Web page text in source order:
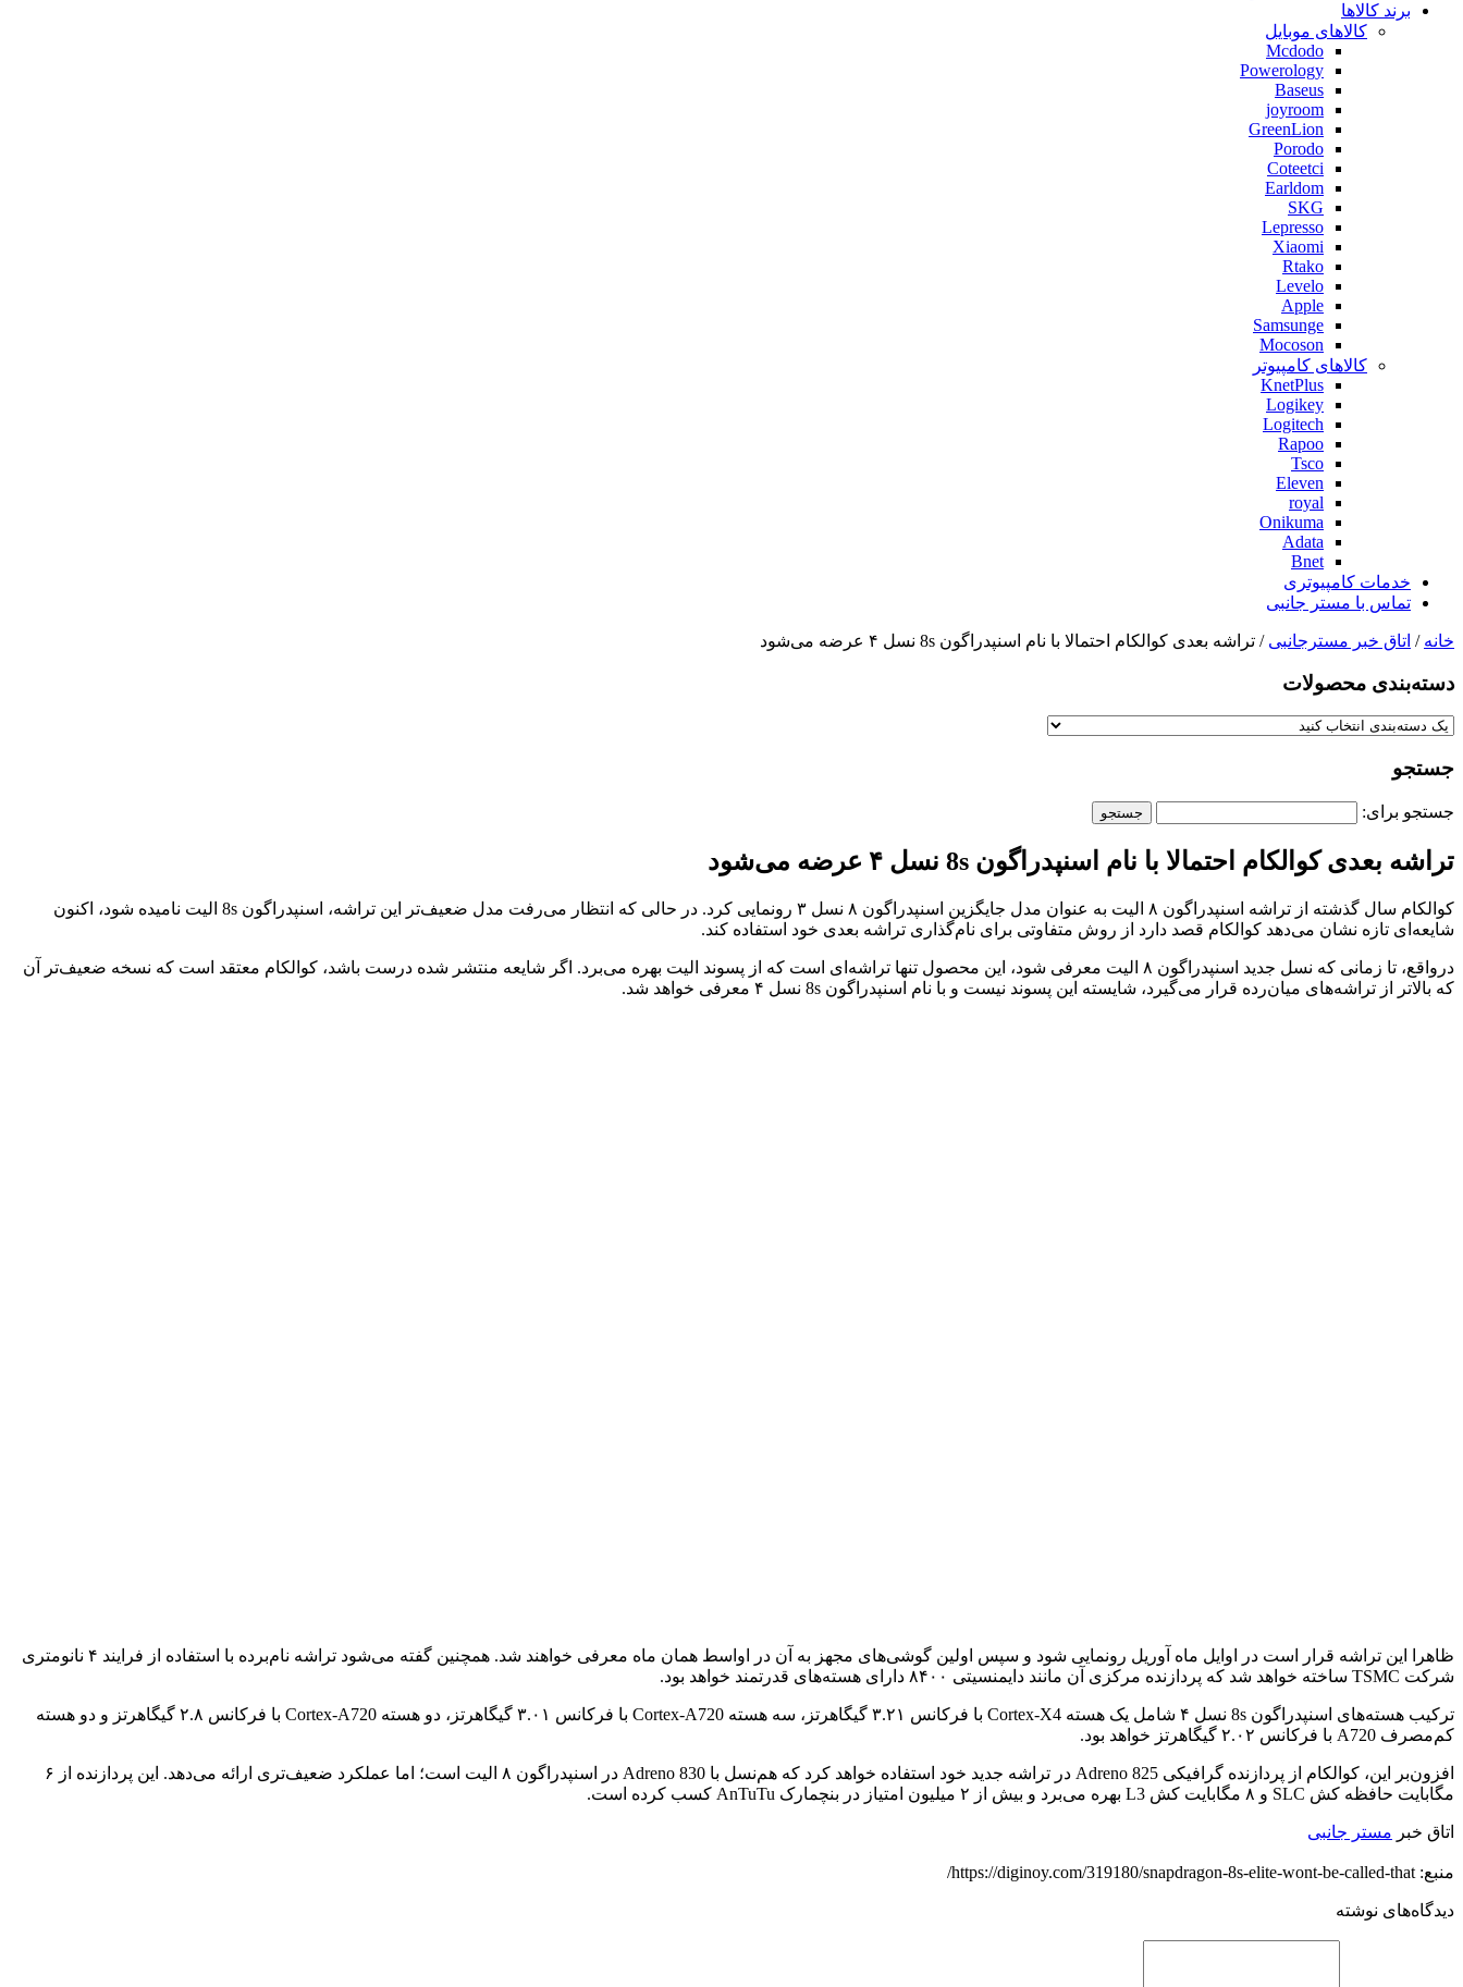
برند کالاها
کالاهای موبایل
Mcdodo
Powerology
Baseus
joyroom
GreenLion
Porodo
Coteetci
Earldom
SKG
Lepresso
Xiaomi
Rtako
Levelo
Apple
Samsunge
Mocoson
کالاهای کامپیوتر
KnetPlus
Logikey
Logitech
Rapoo
Tsco
Eleven
royal
Onikuma
Adata
Bnet
خدمات کامپیوتری
تماس با مستر جانبی
خانه / اتاق خبر مسترجانبی / تراشه بعدی کوالکام احتمالا با نام اسنپدراگون 8s نسل ۴ عرضه می‌شود
دسته‌بندی‌ محصولات
جستجو
جستجو برای:
تراشه بعدی کوالکام احتمالا با نام اسنپدراگون 8s نسل ۴ عرضه می‌شود
کوالکام سال گذشته از تراشه اسنپدراگون ۸ الیت به عنوان مدل جایگزین اسنپدراگون ۸ نسل ۳ رونمایی کرد. در حالی که انتظار می‌رفت مدل ضعیف‌تر این تراشه، اسنپدراگون 8s الیت نامیده شود، اکنون
شایعه‌ای تازه نشان می‌دهد کوالکام قصد دارد از روش متفاوتی برای نام‌گذاری تراشه بعدی خود استفاده کند.
درواقع، تا زمانی که نسل جدید اسنپدراگون ۸ الیت معرفی شود، این محصول تنها تراشه‌ای است که از پسوند الیت بهره می‌برد. اگر شایعه منتشر شده درست باشد، کوالکام معتقد است که نسخه ضعیف‌تر آن
که بالاتر از تراشه‌های میان‌رده قرار می‌گیرد، شایسته این پسوند نیست و با نام اسنپدراگون 8s نسل ۴ معرفی خواهد شد.
ظاهرا این تراشه قرار است در اوایل ماه آوریل رونمایی شود و سپس اولین گوشی‌های مجهز به آن در اواسط همان ماه معرفی خواهند شد. همچنین گفته می‌شود تراشه نام‌برده با استفاده از فرایند ۴ نانومتری
شرکت TSMC ساخته خواهد شد که پردازنده مرکزی آن مانند دایمنسیتی ۸۴۰۰ دارای هسته‌های قدرتمند خواهد بود.
ترکیب هسته‌های اسنپدراگون 8s نسل ۴ شامل یک هسته Cortex-X4 با فرکانس ۳.۲۱ گیگاهرتز، سه هسته Cortex-A720 با فرکانس ۳.۰۱ گیگاهرتز، دو هسته Cortex-A720 با فرکانس ۲.۸ گیگاهرتز و دو هسته
کم‌مصرف A720 با فرکانس ۲.۰۲ گیگاهرتز خواهد بود.
افزون‌بر این، کوالکام از پردازنده گرافیکی Adreno 825 در تراشه جدید خود استفاده خواهد کرد که هم‌نسل با Adreno 830 در اسنپدراگون ۸ الیت است؛ اما عملکرد ضعیف‌تری ارائه می‌دهد. این پردازنده از ۶
مگابایت حافظه کش SLC و ۸ مگابایت کش L3 بهره می‌برد و بیش از ۲ میلیون امتیاز در بنچمارک AnTuTu کسب کرده است.
اتاق خبر مستر جانبی
منبع: https://diginoy.com/319180/snapdragon-8s-elite-wont-be-called-that/
دیدگاه‌های نوشته